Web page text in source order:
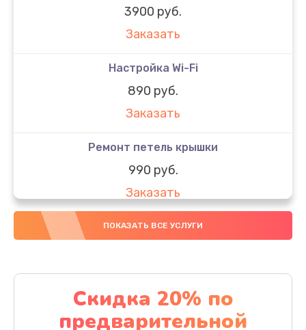
3900 руб.
Заказать
Настройка Wi-Fi
890 руб.
Заказать
Ремонт петель крышки
990 руб.
Заказать
Замена вебкамеры
Заказать
Замена аккумулятора
ПОКАЗАТЬ ВСЕ УСЛУГИ
Скидка 20% по
предварительной